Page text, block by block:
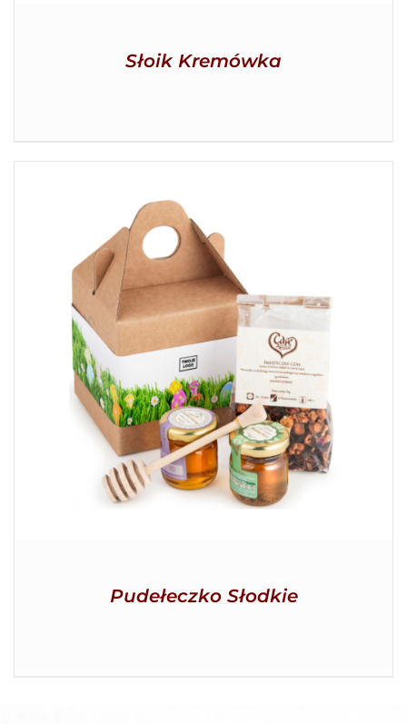
Słoik Kremówka
SZCZEGÓŁY
Pudełeczko Słodkie